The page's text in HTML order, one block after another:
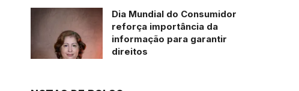
Dia Mundial do Consumidor
reforça importância da
informação para garantir
direitos